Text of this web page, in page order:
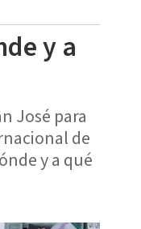
y a
José para
de
y a qué